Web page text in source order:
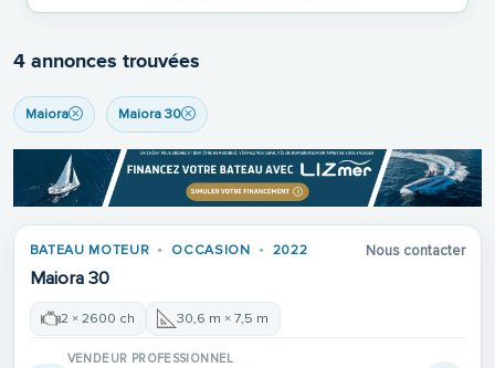
4 annonces trouvées
Maiora Maiora 30
BATEAU MOTEUR OCCASION 2022
Maiora 30
Nous contacter
2 × 2600 ch 30,6 m × 7,5 m
VENDEUR PROFESSIONNEL